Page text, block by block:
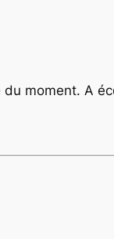
du moment. A